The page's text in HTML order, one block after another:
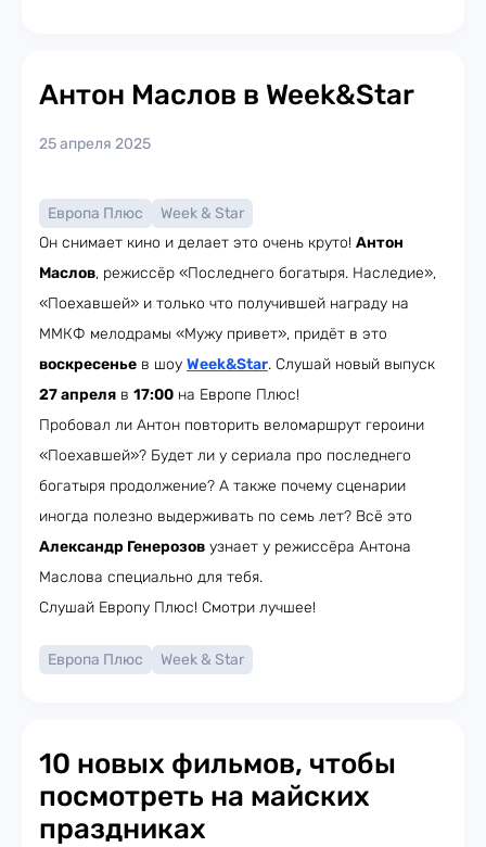
Антон Маслов в Week&Star
25 апреля 2025
Европа Плюс
Week & Star
Он снимает кино и делает это очень круто! Антон
Маслов, режиссёр «Последнего богатыря. Наследие»,
«Поехавшей» и только что получившей награду на
ММКФ мелодрамы «Мужу привет», придёт в это
воскресенье в шоу Week&Star. Слушай новый выпуск
27 апреля в 17:00 на Европе Плюс!
Пробовал ли Антон повторить веломаршрут героини
«Поехавшей»? Будет ли у сериала про последнего
богатыря продолжение? А также почему сценарии
иногда полезно выдерживать по семь лет? Всё это
Александр Генерозов узнает у режиссёра Антона
Маслова специально для тебя.
Слушай Европу Плюс! Смотри лучшее!
Европа Плюс Week & Star
10 новых фильмов, чтобы
посмотреть на майских
праздниках